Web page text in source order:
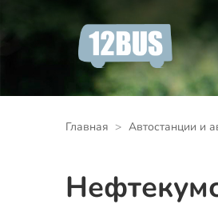
Главная Автостанции и